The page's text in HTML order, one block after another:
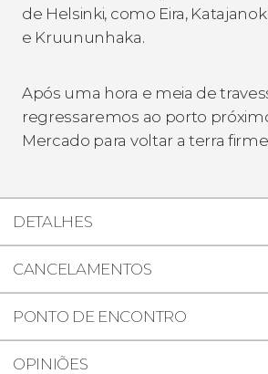
de Helsinki, como Eira,
e Kruununhaka.
Após uma hora e meia de
regressaremos ao porto
Mercado para voltar a terra
DETALHES
CANCELAMENTOS
PONTO DE ENCONTRO
OPINIÕES